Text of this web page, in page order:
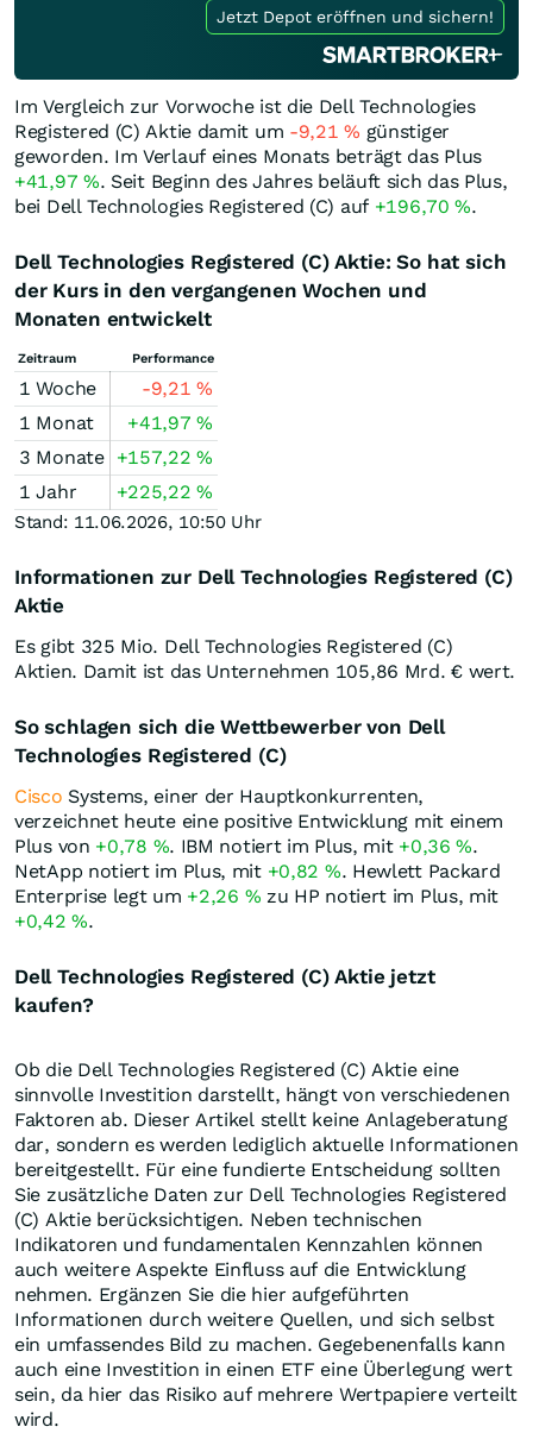
Jetzt Depot eröffnen und sichern!
Im Vergleich zur Vorwoche ist die Dell Technologies
Registered (C) Aktie damit um -9,21% günstiger
geworden. Im Verlauf eines Monats beträgt das Plus
+41,97 %. Seit Beginn des Jahres beläuft sich das Plus,
bei Dell Technologies Registered (C) auf +196,70%.
Dell Technologies Registered (C) Aktie: So hat sich
der Kurs in den vergangenen Wochen und
Monaten entwickelt
Zeitraum Performance
1 Woche -9,21%
1 Monat
+41,97%
3 Monate +157,22%
1 Jahr
+225,22%
Stand: 11.06.2026, 10:50 Uhr
Informationen zur Dell Technologies Registered (C)
Aktie
Es gibt 325 Mio. Dell Technologies Registered (C)
Aktien. Damit ist das Unternehmen 105,86 Mrd. € wert.
So schlagen sich die Wettbewerber von Dell
Technologies Registered (C)
Cisco Systems, einer der Hauptkonkurrenten,
verzeichnet heute eine positive Entwicklung mit einem
Plus von +0,78 %. IBM notiert im Plus, mit +0,36%.
NetApp notiert im Plus, mit +0,82 %. Hewlett Packard
Enterprise legt um +2,26 % zu HP notiert im Plus, mit
+0,42%.
Dell Technologies Registered (C) Aktie jetzt
kaufen?
Ob die Dell Technologies Registered (C) Aktie eine
sinnvolle Investition darstellt, hängt von verschiedenen
Faktoren ab. Dieser Artikel stellt keine Anlageberatung
dar, sondern es werden lediglich aktuelle Informationen
bereitgestellt. Für eine fundierte Entscheidung sollten
Sie zusätzliche Daten zur Dell Technologies Registered
(C) Aktie berücksichtigen. Neben technischen
Indikatoren und fundamentalen Kennzahlen können
auch weitere Aspekte Einfluss auf die Entwicklung
nehmen. Ergänzen Sie die hier aufgeführten
Informationen durch weitere Quellen, und sich selbst
ein umfassendes Bild zu machen. Gegebenenfalls kann
auch eine Investition in einen ETF eine Überlegung wert
sein, da hier das Risiko auf mehrere Wertpapiere verteilt
wird.